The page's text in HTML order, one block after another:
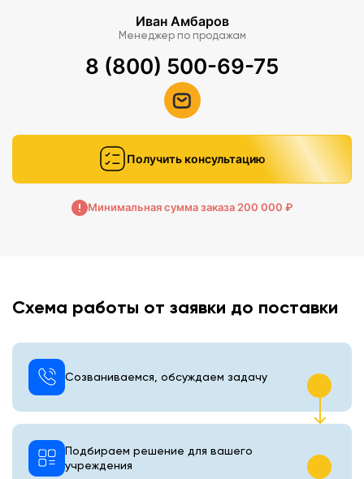
Иван Амбаров
Менеджер по продажам
8 (800) 500-69-75
Получить консультацию
Минимальная сумма заказа 200 000 ₽
Схема работы от заявки до поставки
Созваниваемся, обсуждаем задачу
Подбираем решение для вашего
учреждения